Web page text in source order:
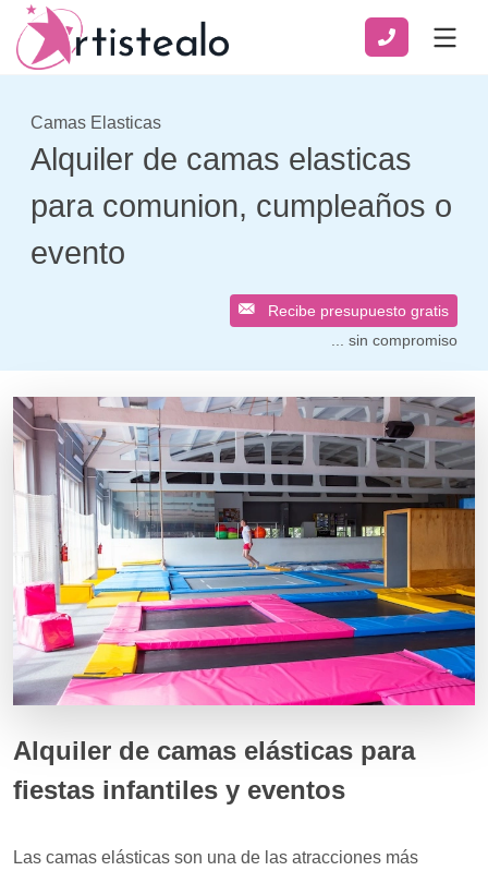
Camas Elasticas
Alquiler de camas elasticas
para comunion, cumpleaños o
evento
Recibe presupuesto gratis
... sin compromiso
Alquiler de camas elásticas para
fiestas infantiles y eventos
Las camas elásticas son una de las atracciones más